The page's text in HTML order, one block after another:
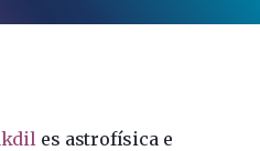
es astrofísica e